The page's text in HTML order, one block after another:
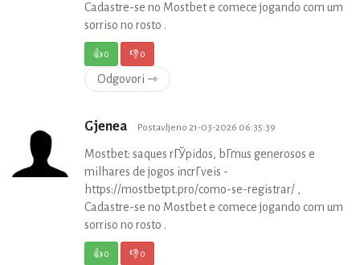
Cadastre-se no Mostbet e comece jogando com um
sorriso no rosto .
👍0 👎0
Odgovori ⇾
Gjenea Postavljeno 21-03-2026 06:35:39
Mostbet: saques rГЎpidos, bГґnus generosos e
milhares de jogos incrГ­veis -
https://mostbetpt.pro/como-se-registrar/ ,
Cadastre-se no Mostbet e comece jogando com um
sorriso no rosto .
👍0 👎0